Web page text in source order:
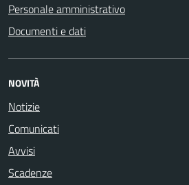
Personale amministrativo
Documenti e dati
NOVITÀ
Notizie
Comunicati
Avvisi
Scadenze